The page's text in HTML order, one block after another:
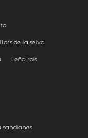
de la selva
Leña rois
sandianes